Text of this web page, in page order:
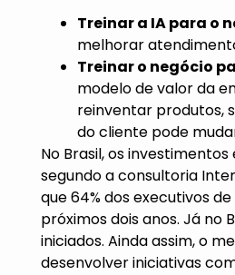
Treinar a IA para o
melhorar
Treinar o negócio
modelo de valor da
reinventar produtos,
do cliente pode
No Brasil, os
segundo a consultoria
que 64% dos executivos
próximos dois anos. Já
iniciados. Ainda assim, o
desenvolver iniciativas